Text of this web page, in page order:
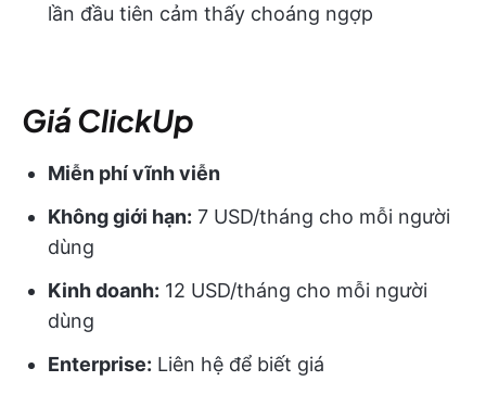
lần đầu tiên cảm thấy choáng ngợp
Giá ClickUp
Miễn phí vĩnh viễn
Không giới hạn: 7 USD/tháng cho mỗi người
dùng
Kinh doanh: 12 USD/tháng cho mỗi người
dùng
Enterprise: Liên hệ để biết giá